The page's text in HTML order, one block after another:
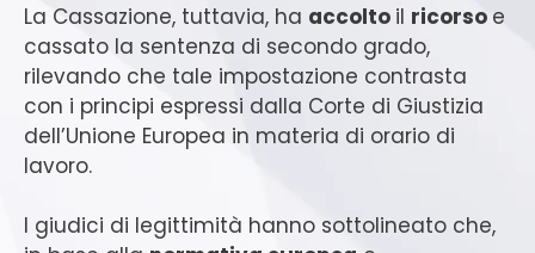
La Cassazione, tuttavia, ha accolto il ricorso e
cassato la sentenza di secondo grado,
rilevando che tale impostazione contrasta
con i principi espressi dalla Corte di Giustizia
dell’Unione Europea in materia di orario di
lavoro.
I giudici di legittimità hanno sottolineato che,